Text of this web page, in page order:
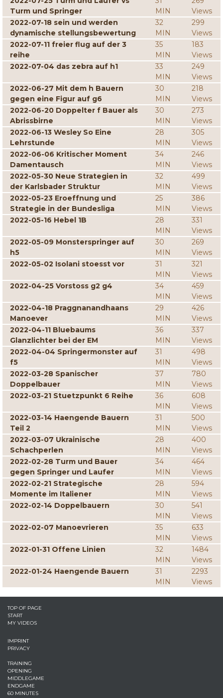
Turm und Springer
MIN
Views
2022-07-18 sein und werden
dynamische stellungsbewertung
32
MIN
299
Views
2022-07-11 freier flug auf der 3
reihe
35
MIN
183
Views
2022-07-04 das zebra auf h1
33
MIN
249
Views
2022-06-27 Mit dem h Bauern
gegen eine Figur auf g6
30
MIN
218
Views
2022-06-20 Doppelter f Bauer als
Abrissbirne
30
MIN
273
Views
2022-06-13 Wesley So Eine
Lehrstunde
28
MIN
305
Views
2022-06-06 Kritischer Moment
Damentausch
34
MIN
246
Views
2022-05-30 Neue Strategien in
der Karlsbader Struktur
32
MIN
499
Views
2022-05-23 Eroeffnung und
Strategie in der Bundesliga
25
MIN
386
Views
2022-05-16 Hebel 1B
28
MIN
331
Views
2022-05-09 Monsterspringer auf
h5
30
MIN
269
Views
2022-05-02 Isolani stoesst vor
31
MIN
321
Views
2022-04-25 Vorstoss g2 g4
34
MIN
459
Views
2022-04-18 Praggnanandhaans
Manoever
29
MIN
426
Views
2022-04-11 Bluebaums
Glanzlichter bei der EM
36
MIN
337
Views
2022-04-04 Springermonster auf
f5
31
MIN
498
Views
2022-03-28 Spanischer
Doppelbauer
37
MIN
780
Views
2022-03-21 Stuetzpunkt 6 Reihe
36
MIN
608
Views
2022-03-14 Haengende Bauern
Teil 2
31
MIN
500
Views
2022-03-07 Ukrainische
Schachperlen
28
MIN
400
Views
2022-02-28 Turm und Bauer
gegen Springer und Laufer
34
MIN
464
Views
2022-02-21 Strategische
Momente im Italiener
28
MIN
594
Views
2022-02-14 Doppelbauern
30
MIN
541
Views
2022-02-07 Manoevrieren
35
MIN
633
Views
2022-01-31 Offene Linien
32
MIN
1484
Views
2022-01-24 Haengende Bauern
31
MIN
2293
Views
TOP OF PAGE
START
MY VIDEOS
IMPRINT
PRIVACY
TRAINING
OPENING
MIDDLEGAME
ENDGAME
60 MINUTES